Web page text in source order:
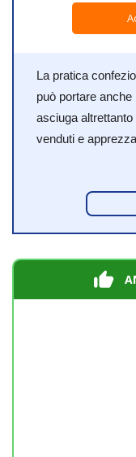
La pratica
può portare
asciuga
venduti e